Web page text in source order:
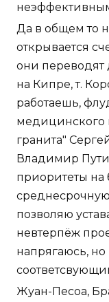
Да в общем то
открывается
они переводят
на Кипре, т.
работаешь,
медицинского
гранита"
Владимир
приоритеты
позволяю
невтерпёж
напрягаюсь,
Жуан-Песоа,